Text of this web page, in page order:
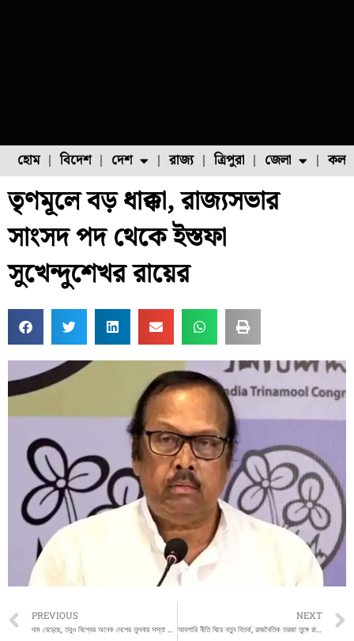
হোম বিদেশ দেশ
ফুল চাষ ফল চাষ মাছ চাষ
রাজ্য ত্রিপুরা জেলা
উত্তর ২৪ পরগনা
তৃণমূলে বড় ধাক্কা, রাজ্যসভার
সাংসদ পদ থেকে ইস্তফা
সুখেন্দুশেখর রায়ের
Prev
PREVIOUS NEXT
আবগারি নীতি ঘিরে নতুন বিতর্ক, রাজনৈতিক তরজা তুঙ্গে রাজ্যে